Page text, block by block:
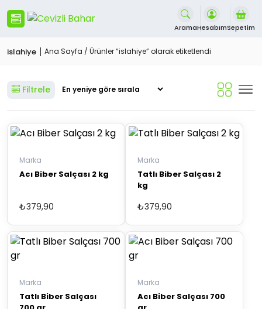
Geç
AramaHesabımSepetim
islahiye Ana Sayfa / Ürünler “islahiye” olarak etiketlendi
Filtrele
Marka
Acı Biber Salçası 2 kg
₺379,90
Marka
Tatlı Biber Salçası 2
kg
₺379,90
Marka
Tatlı Biber Salçası
Marka
Acı Biber Salçası 700